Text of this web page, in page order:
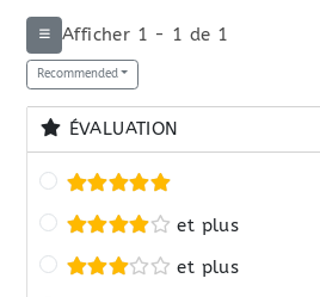
Afficher 1 - 1 de 1
Recommended
ÉVALUATION
et plus
et plus